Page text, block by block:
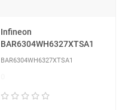
Infineon
BAR6304WH6327XTSA1
BAR6304WH6327XTSA1